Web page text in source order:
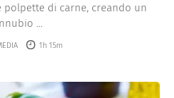
polpette di carne, creando un
...
1h 15m